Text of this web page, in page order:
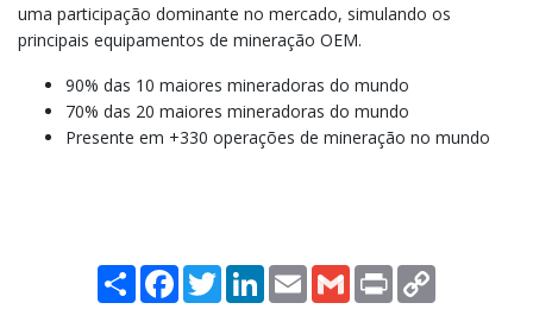
uma participação dominante no mercado, simulando os
principais equipamentos de mineração OEM.
90% das 10 maiores mineradoras do mundo
70% das 20 maiores mineradoras do mundo
Presente em +330 operações de mineração no mundo
Share FacebookTwitterLinkedInEmail Gmail Print